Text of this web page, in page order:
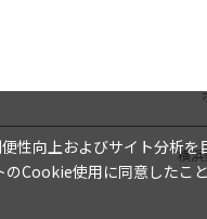
横
性向上およびサイト分析
のCookie使用に同意したこ